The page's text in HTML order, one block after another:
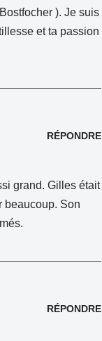
). Je suis
et ta passion
RÉPONDRE
grand. Gilles était
beaucoup. Son
RÉPONDRE